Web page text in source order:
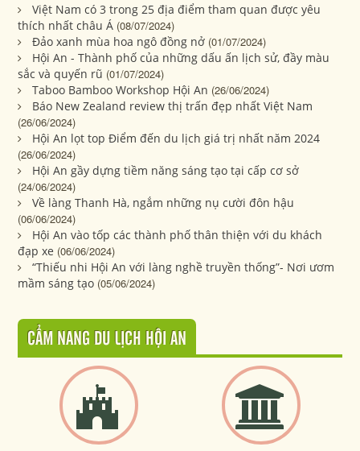
Việt Nam có 3 trong 25 địa điểm tham quan được yêu
thích nhất châu Á (08/07/2024)
Đảo xanh mùa hoa ngô đồng nở (01/07/2024)
Hội An - Thành phố của những dấu ấn lịch sử, đầy màu
sắc và quyến rũ (01/07/2024)
Taboo Bamboo Workshop Hội An (26/06/2024)
Báo New Zealand review thị trấn đẹp nhất Việt Nam
(26/06/2024)
Hội An lọt top Điểm đến du lịch giá trị nhất năm 2024
(26/06/2024)
Hội An gầy dựng tiềm năng sáng tạo tại cấp cơ sở
(24/06/2024)
Về làng Thanh Hà, ngắm những nụ cười đôn hậu
(06/06/2024)
Hội An vào tốp các thành phố thân thiện với du khách
đạp xe (06/06/2024)
“Thiếu nhi Hội An với làng nghề truyền thống”- Nơi ươm
mầm sáng tạo (05/06/2024)
CẨM NANG DU LỊCH HỘI AN